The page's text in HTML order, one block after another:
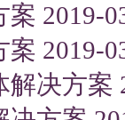
案 2019-
案 2019-
解决方案